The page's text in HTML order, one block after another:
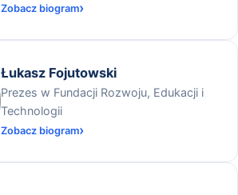
Zobacz biogram
Łukasz Fojutowski
Prezes w Fundacji Rozwoju, Edukacji i
Technologii
Zobacz biogram